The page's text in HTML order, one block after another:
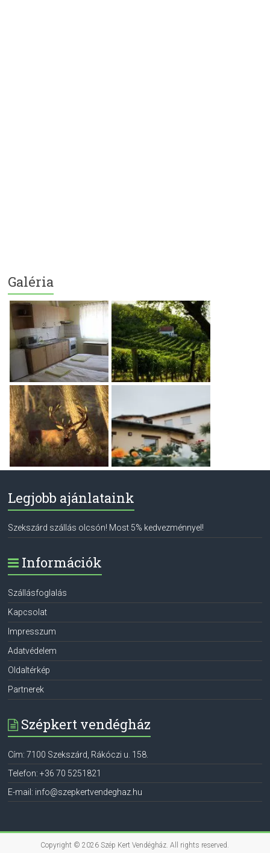
Galéria
Legjobb ajánlataink
Szekszárd szállás olcsón! Most 5% kedvezménnyel!
Információk
Szállásfoglalás
Kapcsolat
Impresszum
Adatvédelem
Oldaltérkép
Partnerek
Szépkert vendégház
Cím: 7100 Szekszárd Rákóczi u. 158.
Telefon:+36 70 5251821
E-mail: info@szepkertvendeghaz.hu
Copyright © 2026Szép Kert Vendégház. All rights reserved.